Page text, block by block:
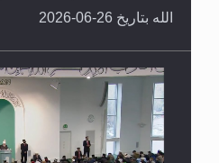
الله بتاريخ 26-06-2026